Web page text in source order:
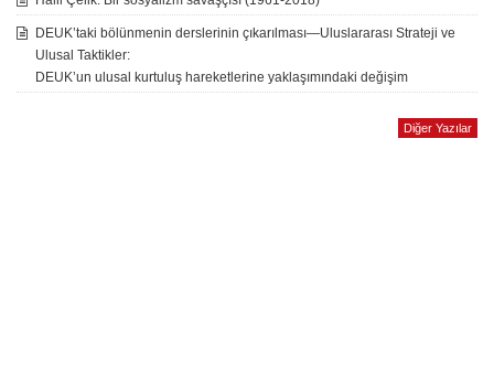
DEUK’taki bölünmenin derslerinin çıkarılması—Uluslararası Strateji ve
Ulusal Taktikler:
DEUK’un ulusal kurtuluş hareketlerine yaklaşımındaki değişim
Diğer Yazılar